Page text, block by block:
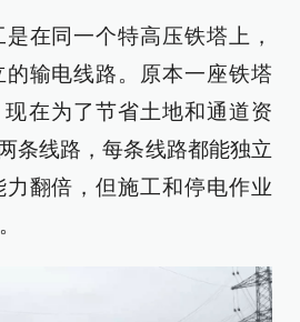
在同一个特高压铁塔上，
的输电线路。原本一座铁塔
现在为了节省土地和通道资
条线路，每条线路都能独立
翻倍，但施工和停电作业